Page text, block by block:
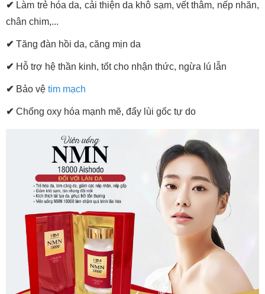
✔ Làm trẻ hóa da, cải thiện da khô sạm, vết thâm, nếp nhăn,
chân chim,...
✔ Tăng đàn hồi da, căng mịn da
✔ Hỗ trợ hệ thần kinh, tốt cho nhận thức, ngừa lú lẫn
✔ Bảo vệ tim mạch
✔ Chống oxy hóa mạnh mẽ, đẩy lùi gốc tự do